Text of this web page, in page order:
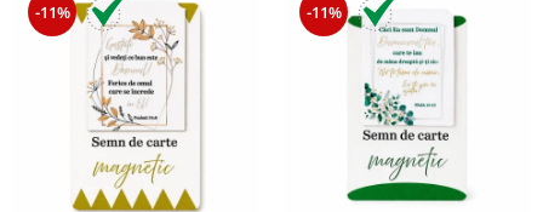
Viata crestina
Contemporaneitate
Devotional
Lupta Spirituala
Schimbarea caracterului
-11% -11%